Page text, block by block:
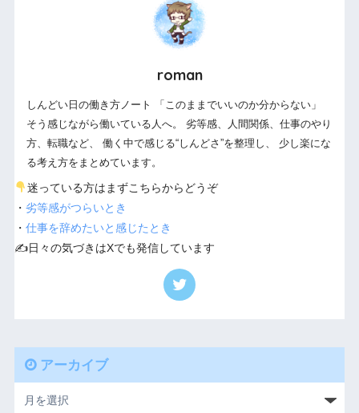
roman
しんどい日の働き方ノート 「このままでいいのか分からない」
そう感じながら働いている人へ。 劣等感、人間関係、仕事のやり
方、転職など、 働く中で感じる“しんどさ”を整理し、 少し楽にな
る考え方をまとめています。
迷っている方はまずこちらからどうぞ
・ 劣等感がつらいとき
・ 仕事を辞めたいと感じたとき
✍️日々の気づきはXでも発信しています
アーカイブ